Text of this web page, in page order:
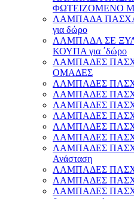
ΦΩΤΕΙΖΟΜΕΝΟ ΜΕ
ΛΑΜΠΑΔΑ
για δώρο
ΛΑΜΠΑΔΑ ΣΕ
ΚΟΥΠΑ για ΄δώρο
ΛΑΜΠΑΔΕΣ
ΟΜΑΔΕΣ
ΛΑΜΠΑΔΕΣ
ΛΑΜΠΑΔΕΣ
ΛΑΜΠΑΔΕΣ
ΛΑΜΠΑΔΕΣ
ΛΑΜΠΑΔΕΣ
ΛΑΜΠΑΔΕΣ
ΛΑΜΠΑΔΕΣ
Ανάσταση
ΛΑΜΠΑΔΕΣ
ΛΑΜΠΑΔΕΣ
ΛΑΜΠΑΔΕΣ